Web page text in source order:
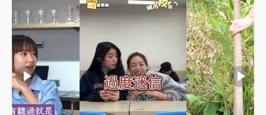
play_arrow play_arrow play_arrow